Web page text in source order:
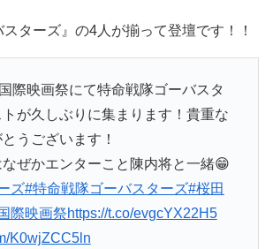
スターズ』の4人が揃って登壇です！！
際映画祭にて特命戦隊ゴーバスタ
が久しぶりに集まります！貴重な
うございます！
ぜかエンターこと陳内将と一緒😁
ズ#特命戦隊ゴーバスターズ#桜田
際映画祭https://t.co/evgcYX22H5
K0wjZCC5ln